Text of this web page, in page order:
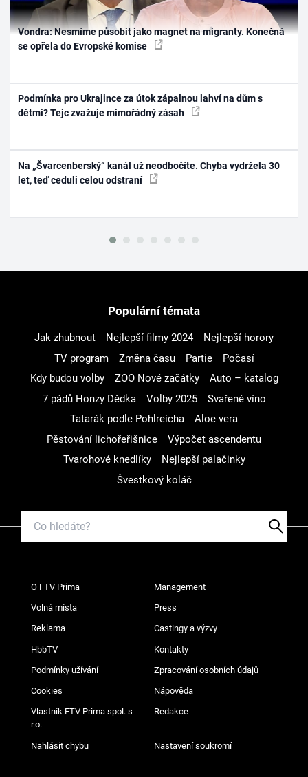
Vondra: Nesmíme působit jako magnet na migranty. Konečná
se opřela do Evropské komise
Podmínka pro Ukrajince za útok zápalnou lahví na dům s
dětmi? Tejc zvažuje mimořádný zásah
Na „Švarcenberský“ kanál už neodbočíte. Chyba vydržela 30
let, teď ceduli celou odstraní
Populární témata
Jak zhubnout Nejlepší filmy 2024
Nejlepší horory
TV program
Změna času Partie
Počasí
Kdy budou volby
ZOO Nové začátky
Auto – katalog
7 pádů Honzy Dědka
Volby 2025
Svařené víno
Tatarák podle Pohlreicha
Aloe vera
Pěstování lichořeřišnice
Výpočet ascendentu
Tvarohové knedlíky
Nejlepší palačinky
Švestkový koláč
O FTV Prima Management
Volná místa Press
Reklama Castingy a výzvy
HbbTV Kontakty
Podmínky užívání Zpracování osobních údajů
Cookies Nápověda
Vlastník FTV Prima spol. s
r.o.
Redakce
Nahlásit chybu Nastavení soukromí